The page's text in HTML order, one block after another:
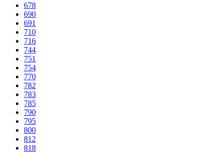
678
690
691
710
716
744
751
754
770
782
783
785
790
795
800
812
818